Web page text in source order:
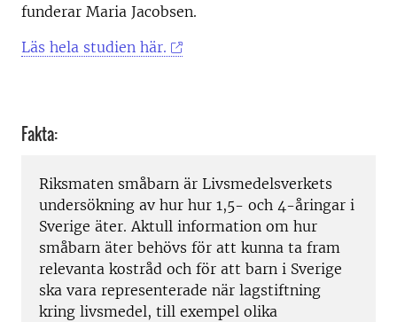
funderar Maria Jacobsen.
Läs hela studien här.
Fakta:
Riksmaten småbarn är Livsmedelsverkets
undersökning av hur hur 1,5- och 4-åringar i
Sverige äter. Aktull information om hur
småbarn äter behövs för att kunna ta fram
relevanta kostråd och för att barn i Sverige
ska vara representerade när lagstiftning
kring livsmedel, till exempel olika